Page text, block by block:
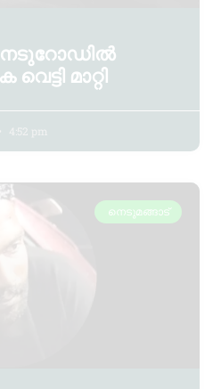
നടുറോഡിൽ
മാറ്റി
4:52 pm
നെടുമങ്ങാട്